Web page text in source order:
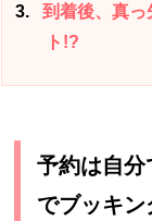
3
到着後、真っ
ト!?
予約は自分
でブッキン